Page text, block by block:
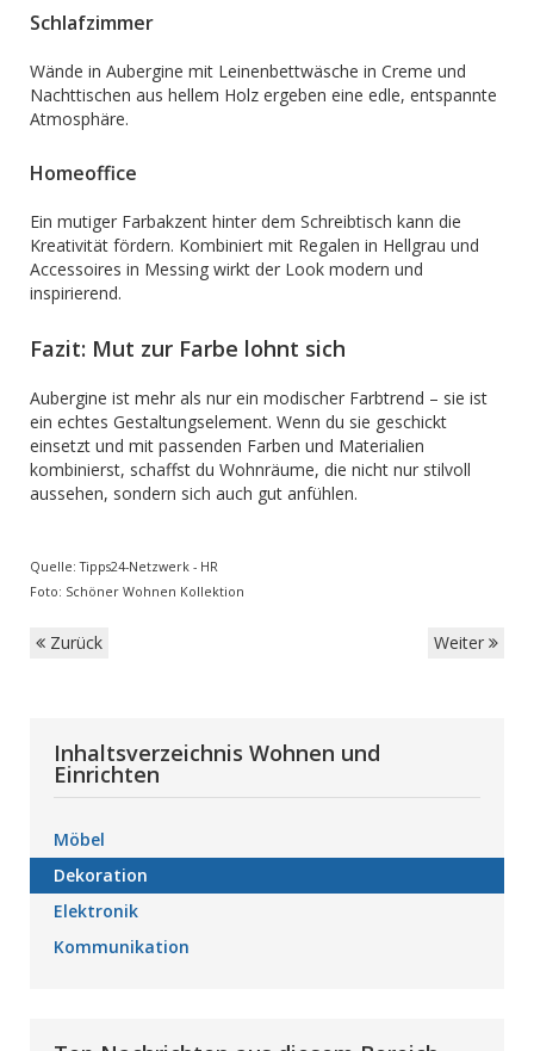
Schlafzimmer
Wände in Aubergine mit Leinenbettwäsche in Creme und
Nachttischen aus hellem Holz ergeben eine edle, entspannte
Atmosphäre.
Homeoffice
Ein mutiger Farbakzent hinter dem Schreibtisch kann die
Kreativität fördern. Kombiniert mit Regalen in Hellgrau und
Accessoires in Messing wirkt der Look modern und
inspirierend.
Fazit: Mut zur Farbe lohnt sich
Aubergine ist mehr als nur ein modischer Farbtrend – sie ist
ein echtes Gestaltungselement. Wenn du sie geschickt
einsetzt und mit passenden Farben und Materialien
kombinierst, schaffst du Wohnräume, die nicht nur stilvoll
aussehen, sondern sich auch gut anfühlen.
Quelle: Tipps24-Netzwerk - HR
Foto: Schöner Wohnen Kollektion
Zurück Weiter
Inhaltsverzeichnis Wohnen und
Einrichten
Möbel
Dekoration
Elektronik
Kommunikation